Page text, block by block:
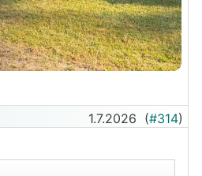
1.7.2026 (#314)